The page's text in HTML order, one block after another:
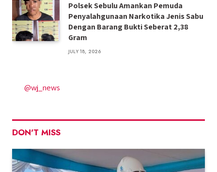
Polsek Sebulu Amankan Pemuda
Penyalahgunaan Narkotika Jenis Sabu
Dengan Barang Bukti Seberat 2,38
Gram
JULY 18, 2026
@wj_news
DON'T MISS